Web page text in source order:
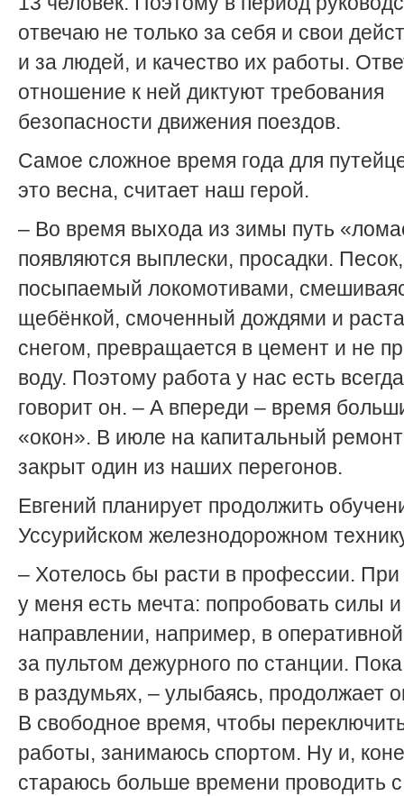
отвечаю не только за себя и свои
и за людей, и качество их работы.
отношение к ней диктуют требования
безопасности движения поездов.
Самое сложное время года для
это весна, считает наш герой.
– Во время выхода из зимы путь
появляются выплески, просадки.
посыпаемый локомотивами,
щебёнкой, смоченный дождями и
снегом, превращается в цемент и не
воду. Поэтому работа у нас есть
говорит он. – А впереди – время
«окон». В июле на капитальный
закрыт один из наших перегонов.
Евгений планирует продолжить
Уссурийском железнодорожном
– Хотелось бы расти в профессии. При
у меня есть мечта: попробовать силы
направлении, например, в
за пультом дежурного по станции.
в раздумьях, – улыбаясь, продолжает
В свободное время, чтобы
работы, занимаюсь спортом. Ну и,
стараюсь больше времени проводить